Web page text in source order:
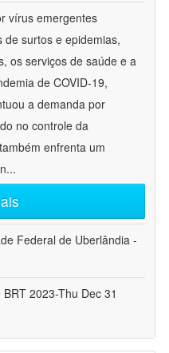
vírus emergentes
surtos e epidemias,
os serviços de saúde e a
de COVID-19,
a demanda por
no controle da
enfrenta um
...
Federal de Uberlândia -
2023-Thu Dec 31